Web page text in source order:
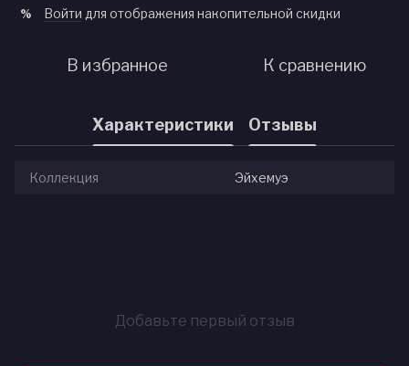
% Войти для отображения накопительной скидки
В избранное К сравнению
Характеристики Отзывы
Коллекция Эйхемуэ
Добавьте первый отзыв